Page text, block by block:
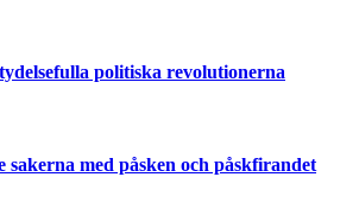
politiska revolutionerna
sakerna med påsken och påskfirandet